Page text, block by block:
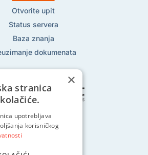
Otvorite upit
Status servera
Baza znanja
dokumenata
Pratite nas na:
×
stranica
upotrebljava
korisničkog